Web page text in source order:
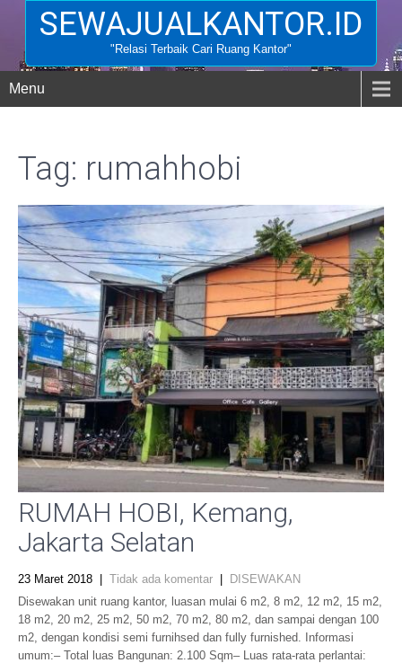
SEWAJUALKANTOR.ID
"Relasi Terbaik Cari Ruang Kantor"
Menu
Tag: rumahhobi
RUMAH HOBI, Kemang,
Jakarta Selatan
23 Maret 2018 | Tidak ada komentar | DISEWAKAN
Disewakan unit ruang kantor, luasan mulai 6 m2, 8 m2, 12 m2, 15 m2,
18 m2, 20 m2, 25 m2, 50 m2, 70 m2, 80 m2, dan sampai dengan 100
m2, dengan kondisi semi furnihsed dan fully furnished. Informasi
umum:– Total luas Bangunan: 2.100 Sqm– Luas rata-rata perlantai: